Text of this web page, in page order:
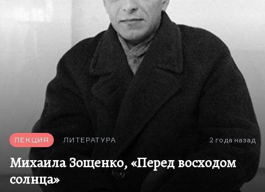
остаётся хорошим писателем для американских
интеллектуалов. Он не совершил ещё прорыва
пока. Может быть, совершит, не знаю. Даже
Салман Рушди, которого я не люблю совсем и…
ЛЕКЦИЯ ЛИТЕРАТУРА 2 года назад
Михаила Зощенко, «Перед восходом
солнца»